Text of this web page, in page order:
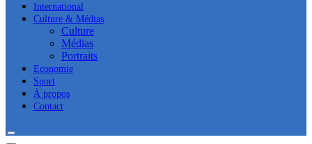
International
Culture & Médias
Culture
Médias
Portraits
Economie
Sport
À propos
Contact